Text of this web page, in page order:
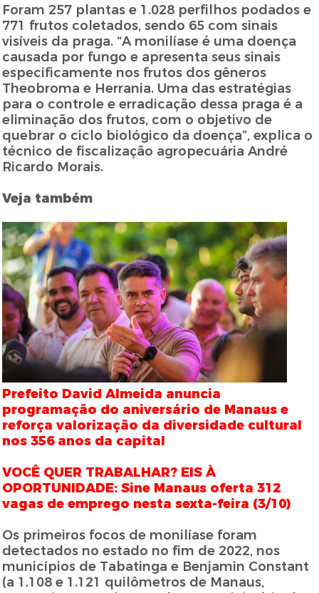
Foram 257 plantas e 1.028 perfilhos podados e
771 frutos coletados, sendo 65 com sinais
visíveis da praga. “A monilíase é uma doença
causada por fungo e apresenta seus sinais
especificamente nos frutos dos gêneros
Theobroma e Herrania. Uma das estratégias
para o controle e erradicação dessa praga é a
eliminação dos frutos, com o objetivo de
quebrar o ciclo biológico da doença”, explica o
técnico de fiscalização agropecuária André
Ricardo Morais.
Veja também
Prefeito David Almeida anuncia
programação do aniversário de Manaus e
reforça valorização da diversidade cultural
nos 356 anos da capital
VOCÊ QUER TRABALHAR? EIS À
OPORTUNIDADE: Sine Manaus oferta 312
vagas de emprego nesta sexta-feira (3/10)
Os primeiros focos de monilíase foram
detectados no estado no fim de 2022, nos
municípios de Tabatinga e Benjamin Constant
(a 1.108 e 1.121 quilômetros de Manaus,